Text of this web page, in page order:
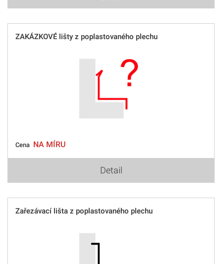
ZAKÁZKOVÉ lišty z poplastovaného plechu
Cena NA MÍRU
Detail
Zařezávací lišta z poplastovaného plechu